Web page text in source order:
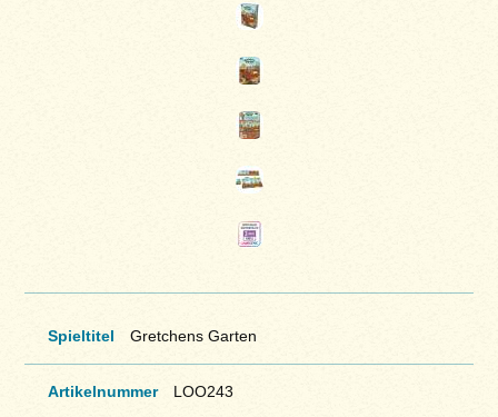
Spieltitel Gretchens Garten
Artikelnummer LOO243